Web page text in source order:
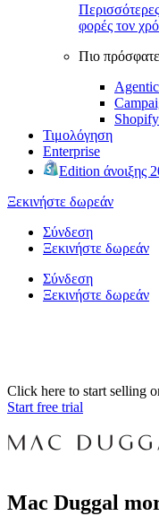
φορές τον
Πιο
Τιμολόγηση
Enterprise
Edition άνοιξης
Ξεκινήστε δωρεάν
Σύνδεση
Ξεκινήστε δωρεάν
Σύνδεση
Ξεκινήστε δωρεάν
Click here to start selling
Start free trial
Mac Duggal